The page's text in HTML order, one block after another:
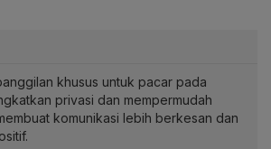
khusus untuk pacar pada
privasi dan mempermudah
komunikasi lebih berkesan dan